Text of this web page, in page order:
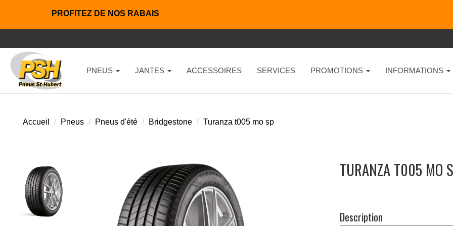
PROFITEZ DE NOS RABAIS
PNEUS JANTES ACCESSOIRES SERVICES PROMOTIONS INFORMATIONS
Accueil Pneus Pneus d'été Bridgestone Turanza t005 mo sp
TURANZA T005 MO
Description